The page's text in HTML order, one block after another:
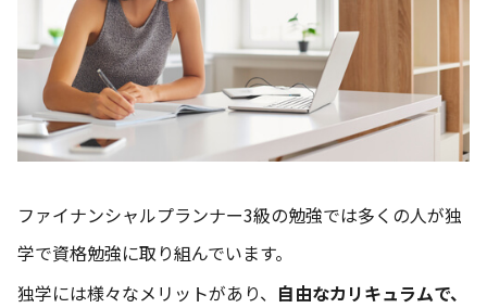
ファイナンシャルプランナー3級の勉強では多くの人が独
学で資格勉強に取り組んでいます。
独学には様々なメリットがあり、 自由なカリキュラムで、